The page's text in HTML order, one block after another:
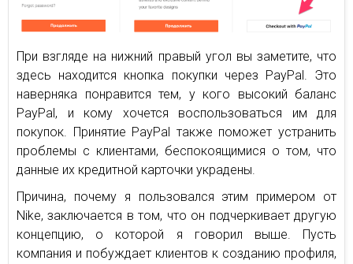
При взгляде на нижний правый угол вы заметите, что
здесь находится кнопка покупки через PayPal. Это
наверняка понравится тем, у кого высокий баланс
PayPal, и кому хочется воспользоваться им для
покупок. Принятие PayPal также поможет устранить
проблемы с клиентами, беспокоящимися о том, что
данные их кредитной карточки украдены.
Причина, почему я пользовался этим примером от
Nike, заключается в том, что он подчеркивает другую
концепцию, о которой я говорил выше. Пусть
компания и побуждает клиентов к созданию профиля,